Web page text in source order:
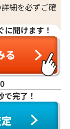
K18WG ブルー
ング 28.02・
細を必ずご確
に聞けます！
完了！